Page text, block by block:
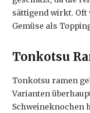
sättigend wirkt. Oft
Gemüse als
Tonkotsu
Tonkotsu ramen
Varianten
Schweineknochen